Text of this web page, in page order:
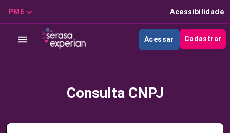
PME Acessibilidade
Acessar Cadastrar
Consulta CNPJ